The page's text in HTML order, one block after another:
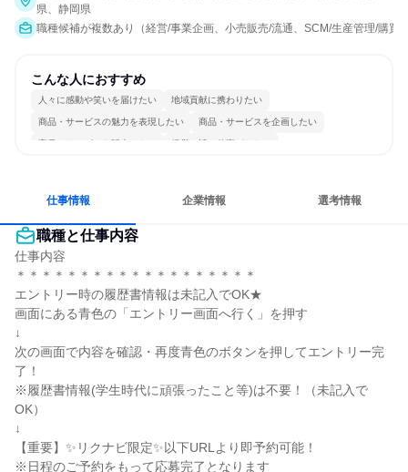
県、静岡県
職種候補が複数あり（経営/事業企画、小売販売/流通、SCM/生産管理/購買/
こんな人におすすめ
人々に感動や笑いを届けたい 地域貢献に携わりたい
商品・サービスの魅力を表現したい 商品・サービスを企画したい
商品・サービスを販売したい 経営に近い仕事がしたい
仕事情報 企業情報 選考情報
職種と仕事内容
仕事内容
＊＊＊＊＊＊＊＊＊＊＊＊＊＊＊＊＊＊＊
エントリー時の履歴書情報は未記入でOK★
画面にある青色の「エントリー画面へ行く」を押す
↓
次の画面で内容を確認・再度青色のボタンを押してエントリー完
了！
※履歴書情報(学生時代に頑張ったこと等)は不要！（未記入で
OK）
↓
【重要】✨リクナビ限定✨以下URLより即予約可能！
※日程のご予約をもって応募完了となります